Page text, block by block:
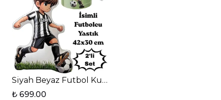
Siyah Beyaz Futbol Kupa Taraftar Yastık Kombin Taraftar Uyku Arkadaşı İkili Set
₺ 699.00